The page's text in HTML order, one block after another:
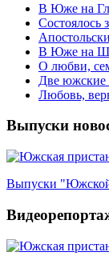
В Юже на
Состоялось
В Юже на
О любви,
Две южские
Любовь,
Выпуски
Выпуски